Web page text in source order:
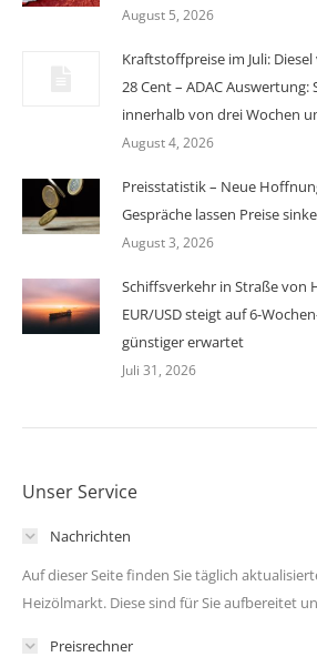
August 5, 2026
Kraftstoffpreise im Juli:
28 Cent – ADAC Auswertung:
innerhalb von drei Wochen
August 4, 2026
Preisstatistik – Neue
Gespräche lassen Preise
August 3, 2026
Schiffsverkehr in Straße von
EUR/USD steigt auf 6-
günstiger erwartet
Juli 31, 2026
Unser Service
Nachrichten
Auf dieser Seite finden Sie täglich
Heizölmarkt. Diese sind für Sie aufbereitet
Preisrechner